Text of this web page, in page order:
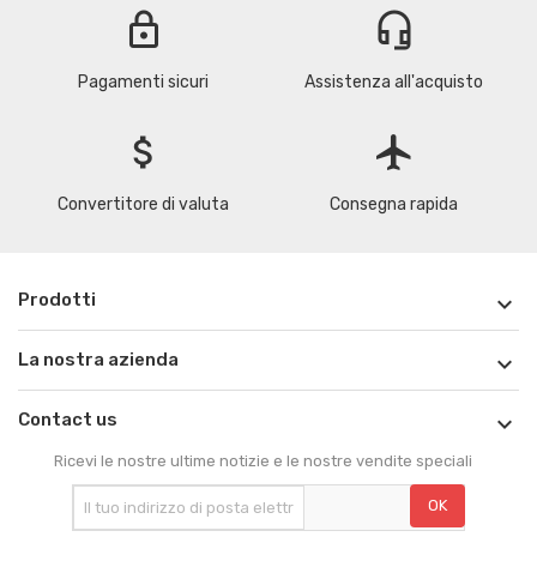
lock
Pagamenti sicuri
headset_mic
Assistenza all'acquisto
attach_money
Convertitore di valuta
flight
Consegna rapida
Prodotti 
La nostra azienda 
Contact us 
Ricevi le nostre ultime notizie e le nostre vendite speciali